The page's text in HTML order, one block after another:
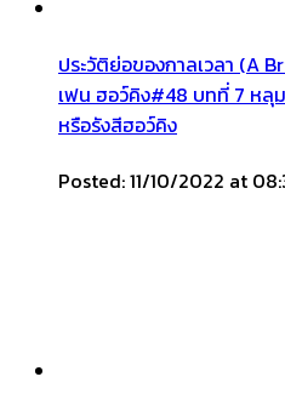
ประวัติย่อของกาลเวลา (A
เฟน ฮอว์คิง#48 บทที่ 7 หลุ
หรือรังสีฮอว์คิง
Posted: 11/10/2022 at